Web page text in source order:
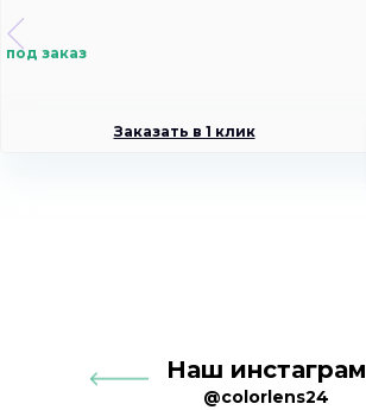
под заказ
Заказать в 1 клик
Наш инстаграм
@colorlens24